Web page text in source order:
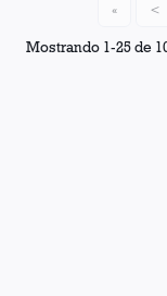
Mostrando 1-25de
« <